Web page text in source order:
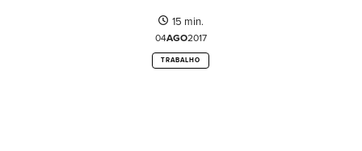
15 min.
04AGO2017
TRABALHO